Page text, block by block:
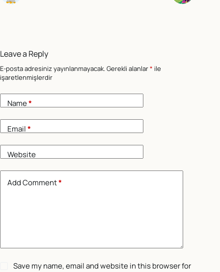
Leave a Reply
E-posta adresiniz yayınlanmayacak.Gerekli alanlar* ile
işaretlenmişlerdir
Name*
Email*
Website
Add Comment*
Save my name, email and website in this browser for